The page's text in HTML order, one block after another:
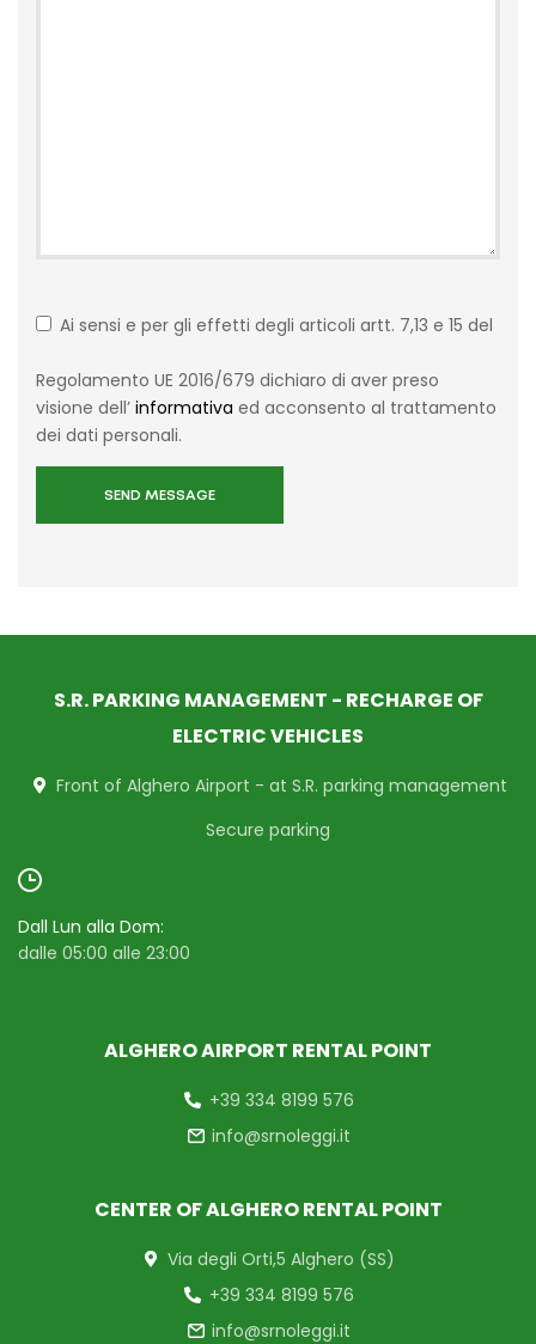
Ai sensi e per gli effetti degli articoli artt. 7,13 e 15 del
Regolamento UE 2016/679 dichiaro di aver preso
visione dell’ informativa ed acconsento al trattamento
dei dati personali.
SEND MESSAGE
S.R. PARKING MANAGEMENT - RECHARGE OF
ELECTRIC VEHICLES
Front of Alghero Airport - at S.R. parking management
Secure parking
Dall Lun alla Dom:
dalle 05:00 alle 23:00
ALGHERO AIRPORT RENTAL POINT
+39 334 8199 576
info@srnoleggi.it
CENTER OF ALGHERO RENTAL POINT
Via degli Orti,5 Alghero (SS)
+39 334 8199 576
info@srnoleggi.it